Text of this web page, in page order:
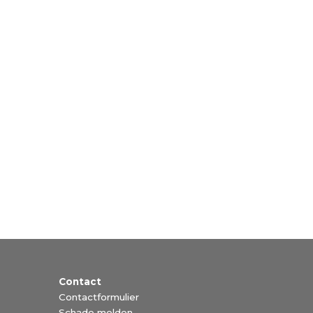
Contact
Contactformulier